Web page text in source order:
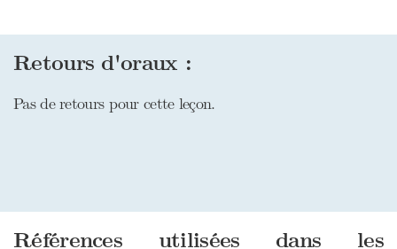
Retours d'oraux :
Pas de retours pour cette leçon.
Références utilisées dans les